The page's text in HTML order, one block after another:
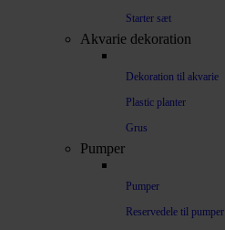
Starter sæt
Akvarie dekoration
Dekoration til akvarie
Plastic planter
Grus
Pumper
Pumper
Reservedele til pumper